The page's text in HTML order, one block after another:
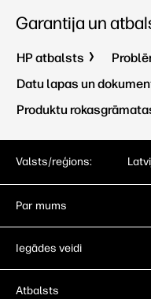
Garantija un
HP atbalsts
Datu lapas un
Produktu
Valsts/reģions:
Par mums
Iegādes veidi
Atbalsts